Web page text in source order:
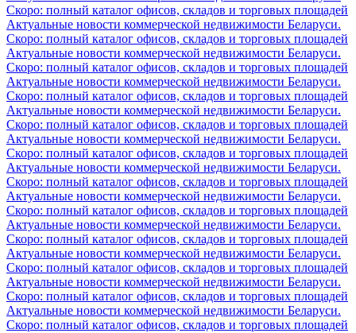
Скоро: полный каталог офисов, складов и торговых площадей
Актуальные новости коммерческой недвижимости Беларуси.
Скоро: полный каталог офисов, складов и торговых площадей
Актуальные новости коммерческой недвижимости Беларуси.
Скоро: полный каталог офисов, складов и торговых площадей
Актуальные новости коммерческой недвижимости Беларуси.
Скоро: полный каталог офисов, складов и торговых площадей
Актуальные новости коммерческой недвижимости Беларуси.
Скоро: полный каталог офисов, складов и торговых площадей
Актуальные новости коммерческой недвижимости Беларуси.
Скоро: полный каталог офисов, складов и торговых площадей
Актуальные новости коммерческой недвижимости Беларуси.
Скоро: полный каталог офисов, складов и торговых площадей
Актуальные новости коммерческой недвижимости Беларуси.
Скоро: полный каталог офисов, складов и торговых площадей
Актуальные новости коммерческой недвижимости Беларуси.
Скоро: полный каталог офисов, складов и торговых площадей
Актуальные новости коммерческой недвижимости Беларуси.
Скоро: полный каталог офисов, складов и торговых площадей
Актуальные новости коммерческой недвижимости Беларуси.
Скоро: полный каталог офисов, складов и торговых площадей
Актуальные новости коммерческой недвижимости Беларуси.
Скоро: полный каталог офисов, складов и торговых площадей